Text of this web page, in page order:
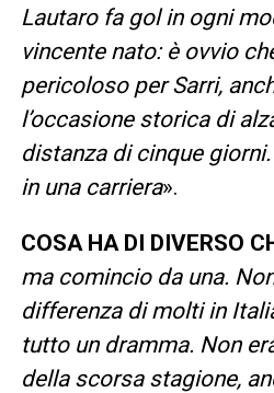
Lautaro fa gol in ogni
vincente nato: è ovvio
pericoloso per Sarri,
l’occasione storica di
distanza di cinque
in una carriera».
COSA HA DI DIVERSO
ma comincio da una.
differenza di molti in
tutto un dramma. Non
della scorsa stagione,